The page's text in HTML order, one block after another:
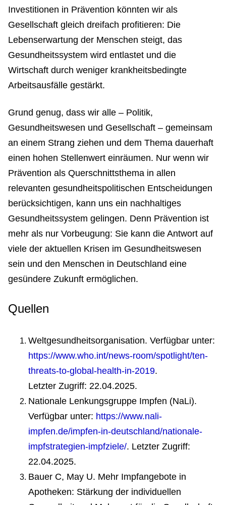
Investitionen in Prävention könnten wir als
Gesellschaft gleich dreifach profitieren: Die
Lebenserwartung der Menschen steigt, das
Gesundheitssystem wird entlastet und die
Wirtschaft durch weniger krankheitsbedingte
Arbeitsausfälle gestärkt.
Grund genug, dass wir alle – Politik,
Gesundheitswesen und Gesellschaft – gemeinsam
an einem Strang ziehen und dem Thema dauerhaft
einen hohen Stellenwert einräumen. Nur wenn wir
Prävention als Querschnittsthema in allen
relevanten gesundheitspolitischen Entscheidungen
berücksichtigen, kann uns ein nachhaltiges
Gesundheitssystem gelingen. Denn Prävention ist
mehr als nur Vorbeugung: Sie kann die Antwort auf
viele der aktuellen Krisen im Gesundheitswesen
sein und den Menschen in Deutschland eine
gesündere Zukunft ermöglichen.
Quellen
Weltgesundheitsorganisation. Verfügbar unter:
https://www.who.int/news-room/spotlight/ten-
threats-to-global-health-in-2019.
Letzter Zugriff: 22.04.2025.
Nationale Lenkungsgruppe Impfen (NaLi).
Verfügbar unter: https://www.nali-
impfen.de/impfen-in-deutschland/nationale-
impfstrategien-impfziele/. Letzter Zugriff:
22.04.2025.
Bauer C, May U. Mehr Impfangebote in
Apotheken: Stärkung der individuellen